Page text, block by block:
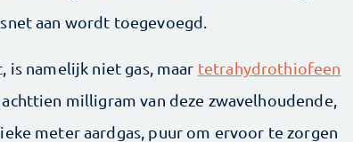
aan wordt toegevoegd.
is namelijk niet gas, maar tetrahydrothiofeen
milligram van deze zwavelhoudende,
meter aardgas, puur om ervoor te zorgen